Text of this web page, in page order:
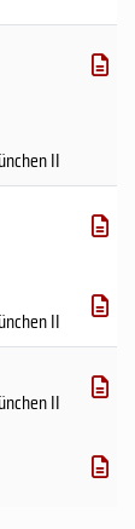
II
II
II